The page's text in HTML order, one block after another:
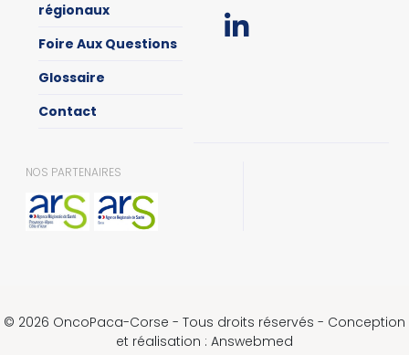
régionaux
Foire Aux Questions
Glossaire
Contact
NOS PARTENAIRES
© 2026 OncoPaca-Corse - Tous droits réservés - Conception
et réalisation : Answebmed